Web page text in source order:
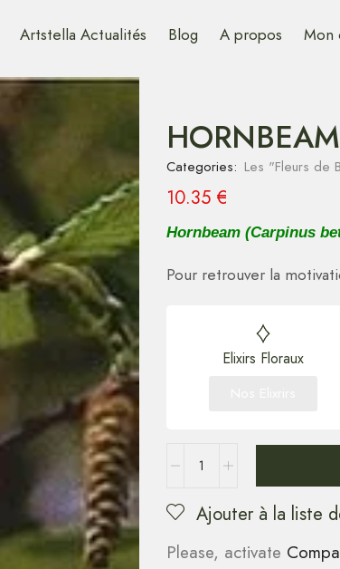
Artstella Actualités Blog A propos Mon
Categories: Les "Fleurs de
10.35 €
Hornbeam (Carpinus
Pour retrouver la
Elixirs Floraux
Ajouter à la liste
Please, activate